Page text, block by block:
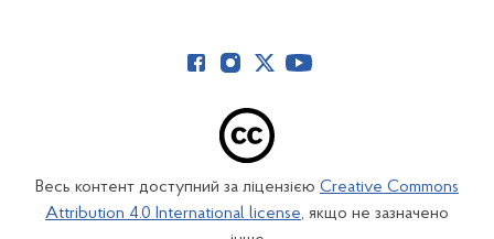
Весь контент доступний за ліцензією Creative Commons
Attribution 4.0 International license, якщо не зазначено